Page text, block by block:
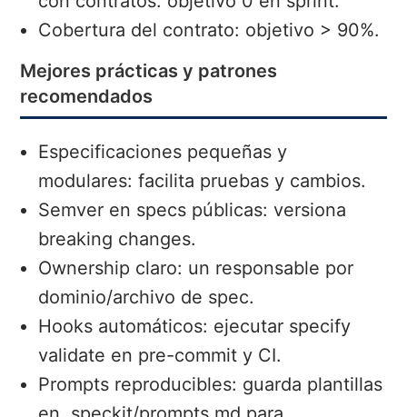
Cobertura del contrato: objetivo > 90%.
Mejores prácticas y patrones
recomendados
Especificaciones pequeñas y
modulares: facilita pruebas y cambios.
Semver en specs públicas: versiona
breaking changes.
Ownership claro: un responsable por
dominio/archivo de spec.
Hooks automáticos: ejecutar specify
validate en pre-commit y CI.
Prompts reproducibles: guarda plantillas